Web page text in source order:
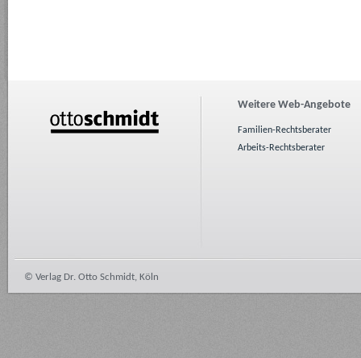
Weitere Web-Angebote
Familien-Rechtsberater
Arbeits-Rechtsberater
© Verlag Dr. Otto Schmidt, Köln